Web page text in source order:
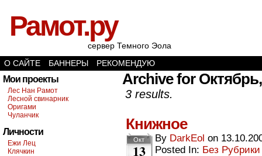
Рамот.ру
сервер Темного Эола
О САЙТЕ
БАННЕРЫ РЕКОМЕНДУЮ
Мои проекты
Лес Нан Рамот
Лесной свинарник
Оригами
Чуланчик
Личности
Ежи Лец
Клячкин
Archive for
3 results.
Книжное
Окт
13
By DarkEol on
Posted In: Без Рубрики